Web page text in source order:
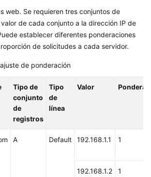
web. Se requieren tres conjuntos de
de cada conjunto a la dirección IP de
establecer diferentes ponderaciones
de solicitudes a cada servidor.
de ponderación
Tipo de
conjunto
de
registros
Tipo
de
línea
Valor
A Default 192.168.1.1 1
192.168.1.2 1